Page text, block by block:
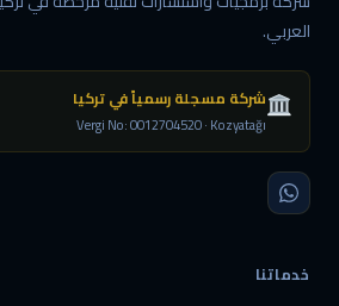
العربي.
شركة مسجلة رسمياً في تركيا
Vergi No: 0012704520 · Kozyatağı
خدماتنا